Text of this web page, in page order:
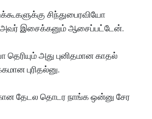
சிந்துபைரவியோ
இசைக்கனும் ஆசைப்பட்டேன்.
தெரியும் அது புனிதமான காதல்
புரிதல்னு.
தேடல தொடர நாங்க ஒன்னு சேர